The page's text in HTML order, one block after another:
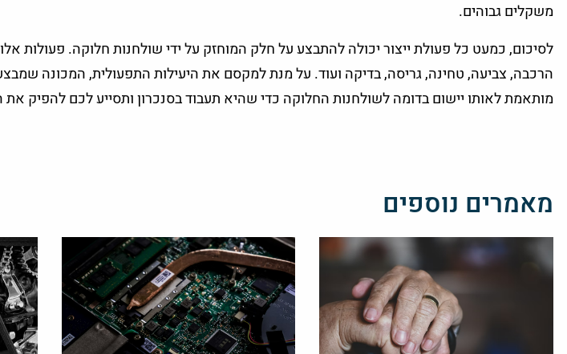
משקלים גבוהים.
לסיכום,כמעט כל פעולת ייצור יכולה להתבצע על חלק המוחזק על ידי שולחנות חלוקה. פעולות
הרכבה, צביעה, טחינה, גריסה, בדיקה ועוד. על מנת למקסם את היעילות התפעולית, המכונה
מותאמת לאותו יישום בדומה לשולחנות החלוקה כדי שהיא תעבוד בסנכרון ותסייע לכם להפיק את
מאמרים נוספים